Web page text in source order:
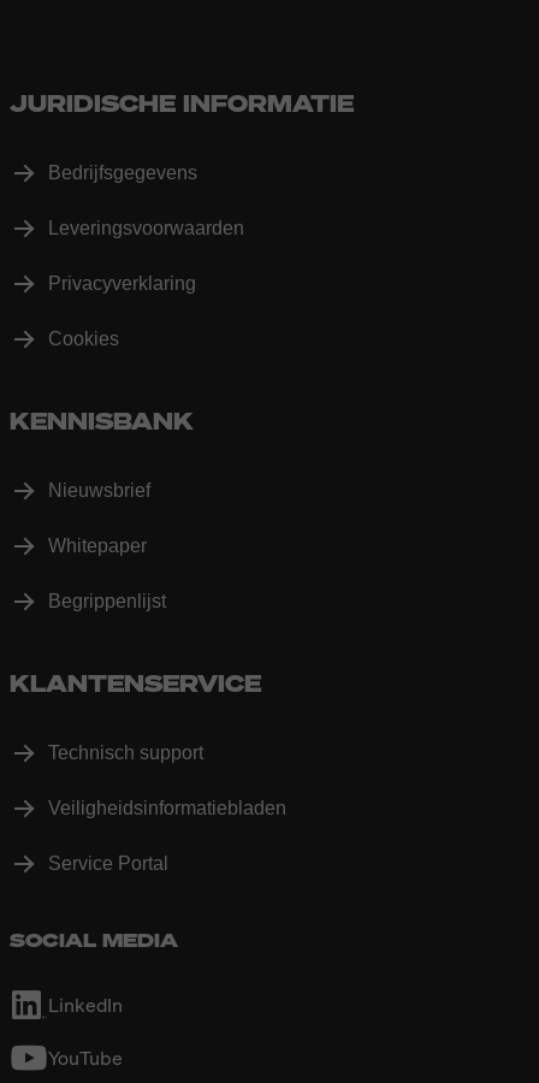
JURIDISCHE INFORMATIE
Bedrijfsgegevens
Leveringsvoorwaarden
Privacyverklaring
Cookies
KENNISBANK
Nieuwsbrief
Whitepaper
Begrippenlijst
KLANTENSERVICE
Technisch support
Veiligheidsinformatiebladen
Service Portal
SOCIAL MEDIA
LinkedIn
YouTube